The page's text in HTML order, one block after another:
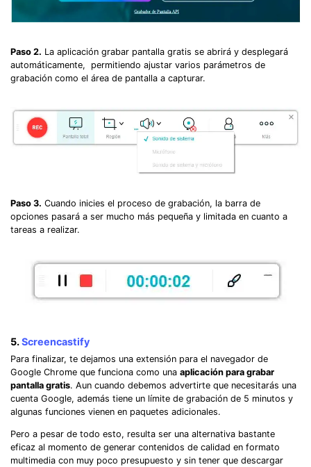
Paso 2. La aplicación grabar pantalla gratis se abrirá y desplegará
automáticamente, permitiendo ajustar varios parámetros de
grabación como el área de pantalla a capturar.
Paso 3. Cuando inicies el proceso de grabación, la barra de
opciones pasará a ser mucho más pequeña y limitada en cuanto a
tareas a realizar.
5.Screencastify
Para finalizar, te dejamos una extensión para el navegador de
Google Chrome que funciona como una aplicación para grabar
pantalla gratis. Aun cuando debemos advertirte que necesitarás una
cuenta Google, además tiene un límite de grabación de 5 minutos y
algunas funciones vienen en paquetes adicionales.
Pero a pesar de todo esto, resulta ser una alternativa bastante
eficaz al momento de generar contenidos de calidad en formato
multimedia con muy poco presupuesto y sin tener que descargar
Record Like a Pro, Edit
Record. Edit. Share. All with Filmora!